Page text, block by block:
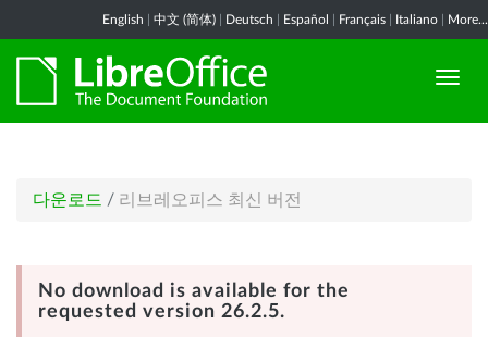
English 中文 (简体) Deutsch Español Français Italiano More...
다운로드 / 리브레오피스 최신 버전
No download is available for the
requested version 26.2.5.